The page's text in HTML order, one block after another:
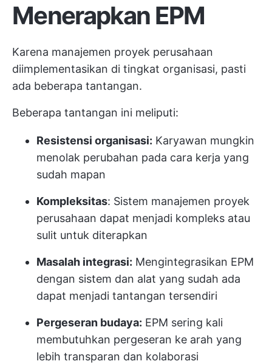
Menerapkan EPM
Karena manajemen proyek perusahaan
diimplementasikan di tingkat organisasi, pasti
ada beberapa tantangan.
Beberapa tantangan ini meliputi:
Resistensi organisasi: Karyawan mungkin
menolak perubahan pada cara kerja yang
sudah mapan
Kompleksitas: Sistem manajemen proyek
perusahaan dapat menjadi kompleks atau
sulit untuk diterapkan
Masalah integrasi: Mengintegrasikan EPM
dengan sistem dan alat yang sudah ada
dapat menjadi tantangan tersendiri
Pergeseran budaya: EPM sering kali
membutuhkan pergeseran ke arah yang
lebih transparan dan kolaborasi